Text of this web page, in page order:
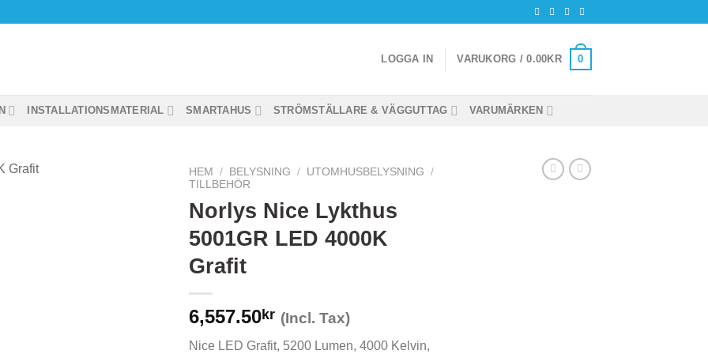
LOGGA IN VARUKORG /0.00KR 0
INSTALLATIONSMATERIAL SMARTAHUS STRÖMSTÄLLARE & VÄGGUTTAG VARUMÄRKEN
HEM / BELYSNING / UTOMHUSBELYSNING
/
TILLBEHÖR
Norlys Nice Lykthus
5001GR LED 4000K
Grafit
6,557.50kr (Incl. Tax)
Nice LED Grafit, 5200 Lumen, 4000 Kelvin,